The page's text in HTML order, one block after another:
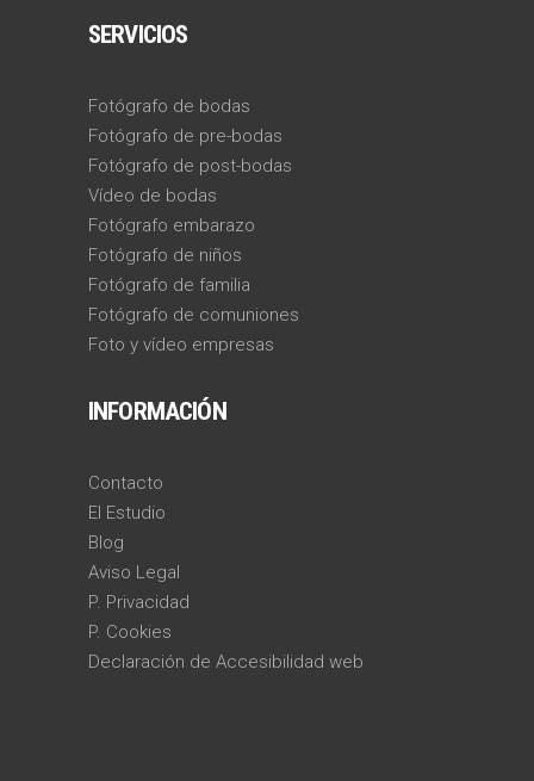
SERVICIOS
Fotógrafo de bodas
Fotógrafo de pre-bodas
Fotógrafo de post-bodas
Vídeo de bodas
Fotógrafo embarazo
Fotógrafo de niños
Fotógrafo de familia
Fotógrafo de comuniones
Foto y vídeo empresas
INFORMACIÓN
Contacto
El Estudio
Blog
Aviso Legal
P. Privacidad
P. Cookies
Declaración de Accesibilidad web